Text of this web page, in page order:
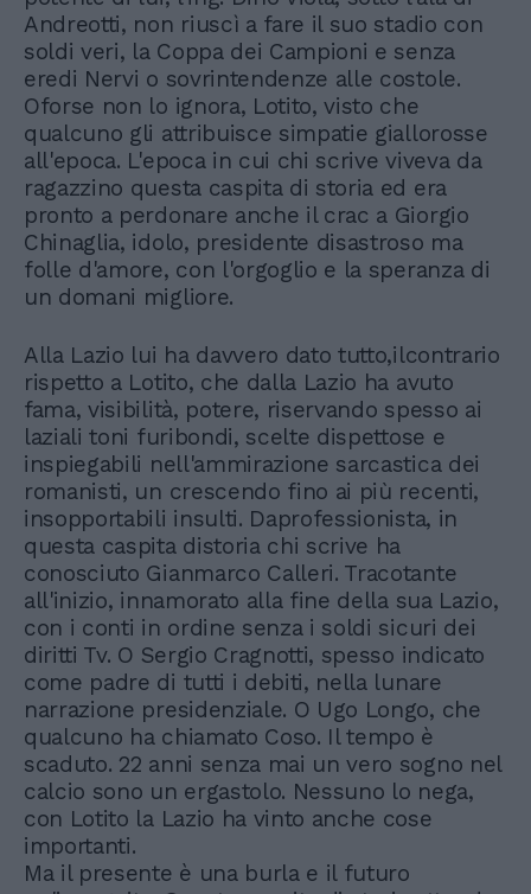
Andreotti, non riuscì a fare il suo stadio con
soldi veri, la Coppa dei Campioni e senza
eredi Nervi o sovrintendenze alle costole.
Oforse non lo ignora, Lotito, visto che
qualcuno gli attribuisce simpatie giallorosse
all'epoca. L'epoca in cui chi scrive viveva da
ragazzino questa caspita di storia ed era
pronto a perdonare anche il crac a Giorgio
Chinaglia, idolo, presidente disastroso ma
folle d'amore, con l'orgoglio e la speranza di
un domani migliore.
Alla Lazio lui ha davvero dato tutto,ilcontrario
rispetto a Lotito, che dalla Lazio ha avuto
fama, visibilità, potere, riservando spesso ai
laziali toni furibondi, scelte dispettose e
inspiegabili nell'ammirazione sarcastica dei
romanisti, un crescendo fino ai più recenti,
insopportabili insulti. Daprofessionista, in
questa caspita distoria chi scrive ha
conosciuto Gianmarco Calleri. Tracotante
all'inizio, innamorato alla fine della sua Lazio,
con i conti in ordine senza i soldi sicuri dei
diritti Tv. O Sergio Cragnotti, spesso indicato
come padre di tutti i debiti, nella lunare
narrazione presidenziale. O Ugo Longo, che
qualcuno ha chiamato Coso. Il tempo è
scaduto. 22 anni senza mai un vero sogno nel
calcio sono un ergastolo. Nessuno lo nega,
con Lotito la Lazio ha vinto anche cose
importanti.
Ma il presente è una burla e il futuro